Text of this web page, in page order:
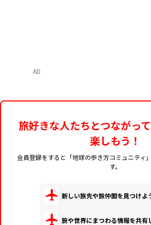
AD
旅好きな人たちとつながっ
楽しもう！
会員登録をすると「地球の歩き方コミュニティ
す。
新しい旅先や旅仲間を見つけよ
旅や世界にまつわる情報を共有